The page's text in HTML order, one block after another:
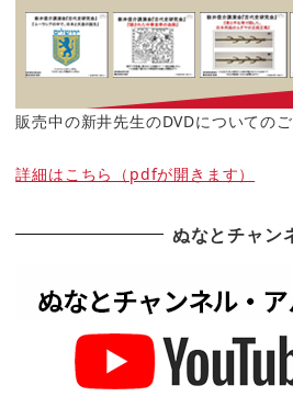
販売中の新井先生のDVDについてのご
詳細はこちら（pdfが開きます）
ぬなとチャン